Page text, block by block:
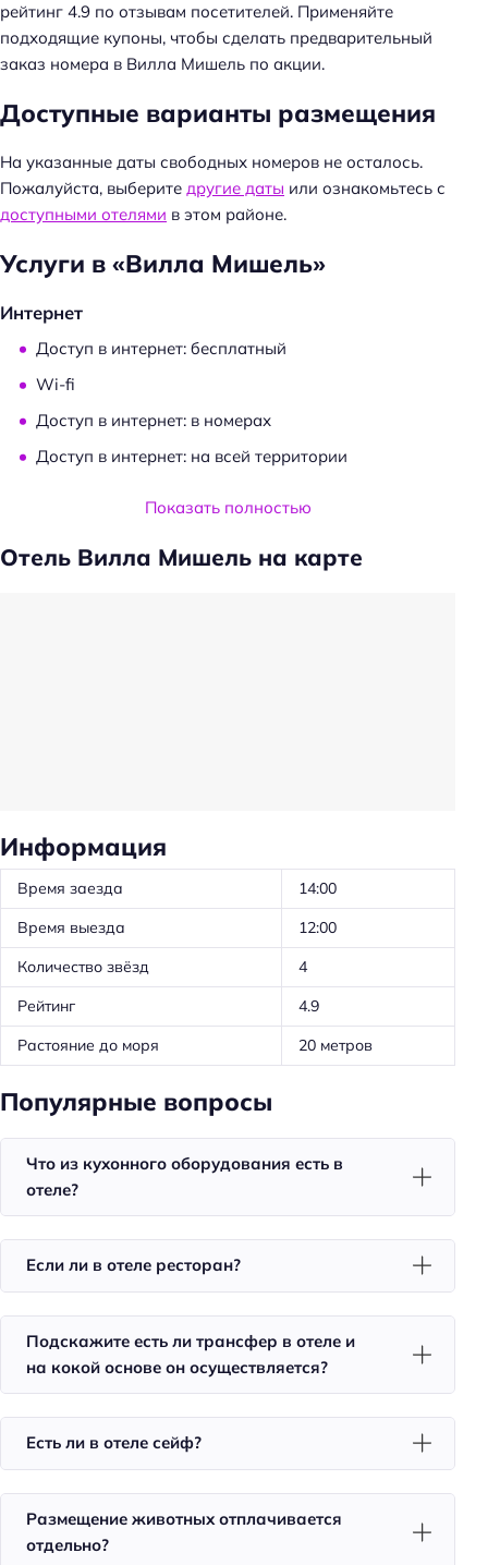
рейтинг 4.9 по отзывам посетителей. Применяйте
подходящие купоны, чтобы сделать предварительный
заказ номера в Вилла Мишель по акции.
Доступные варианты размещения
На указанные даты свободных номеров не осталось.
Пожалуйста, выберите другие даты или ознакомьтесь с
доступными отелями в этом районе.
Услуги в «Вилла Мишель»
Интернет
Доступ в интернет: бесплатный
Wi-fi
Доступ в интернет: в номерах
Доступ в интернет: на всей территории
Услуги и удобства
Проживание с животными
Оборудование для кухни: посуда
Оборудование для кухни: микроволновка
Оборудование для кухни: чайник
Оборудование для кухни: плита
Трансфер: платный
Кухня/кухонный уголок в номере
Кондиционер в номере
Доставка еды в номер
Чай/кофе в номерах
Тапочки
Халат
Телевизор в номере
Красивый вид из окна
Утюг
Холодильник
Показать полностью
Отель Вилла Мишель на карте
Информация
Время заезда
14:00
Время выезда
12:00
Количество звёзд
4
Рейтинг
4.9
Растояние до моря
20 метров
Популярные вопросы
Что из кухонного оборудования есть в
отеле?
Если ли в отеле ресторан?
Подскажите есть ли трансфер в отеле и
на кокой основе он осуществляется?
Есть ли в отеле сейф?
Размещение животных отплачивается
отдельно?
Н
й